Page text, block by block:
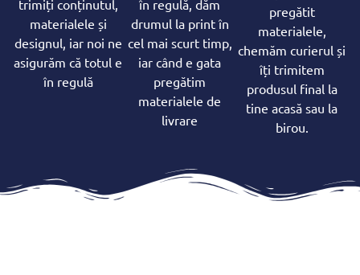
trimiți conținutul,
materialele și
designul, iar noi ne
asigurăm că totul e
în regulă
în regulă, dăm
drumul la print în
cel mai scurt timp,
iar când e gata
pregătim
materialele de
livrare
pregătit
materialele,
chemăm curierul și
îți trimitem
produsul final la
tine acasă sau la
birou.